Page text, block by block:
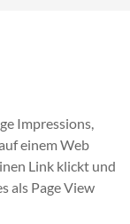
Impressions,
einem Web
Link klickt und
als Page View